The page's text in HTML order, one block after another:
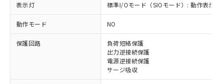
表示灯 標準I/Oモード（SIOモード）: 動作表示
動作モード NO
保護回路
負荷短絡保護
出力逆接続保護
電源逆接続保護
サージ吸収
※1 対応状況
対応済み：EU RoHS指令（10物質）の
非含有に対応した製品が提供可能な商品で